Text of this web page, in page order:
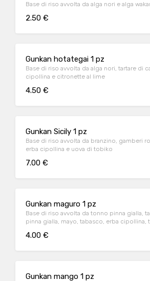
Base di riso avvolta da alga nori e alga
2.50 €
Gunkan hotategai 1 pz
Base di riso avvolta da alga nori, tartare di
cipollina e citronette al lime
4.50 €
Gunkan Sicily 1 pz
Base di riso avvolta da branzino, gamberi
erba cipollina e uova di tobiko
7.00 €
Gunkan maguro 1 pz
Base di riso avvolta da tonno pinna gialla,
pinna gialla, mayo, tabasco, erba cipollina,
4.00 €
Gunkan mango 1 pz